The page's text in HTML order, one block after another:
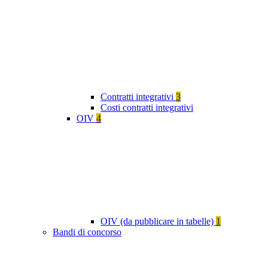
Contratti integrativi 3
Costi contratti integrativi
OIV 4
OIV (da pubblicare in tabelle) 1
Bandi di concorso